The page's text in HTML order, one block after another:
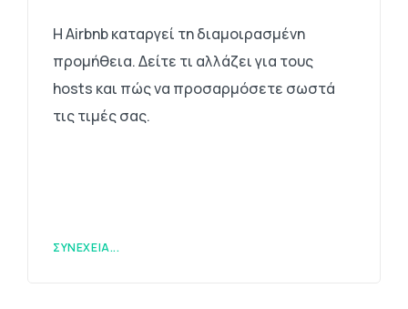
Η Airbnb καταργεί τη διαμοιρασμένη
προμήθεια. Δείτε τι αλλάζει για τους
hosts και πώς να προσαρμόσετε σωστά
τις τιμές σας.
ΣΥΝΈΧΕΙΑ...